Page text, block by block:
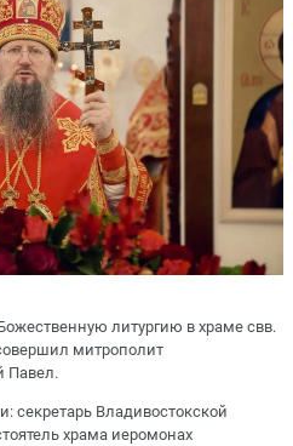
литургию в храме свв.
митрополит
Павел.
секретарь Владивостокской
храма иеромонах